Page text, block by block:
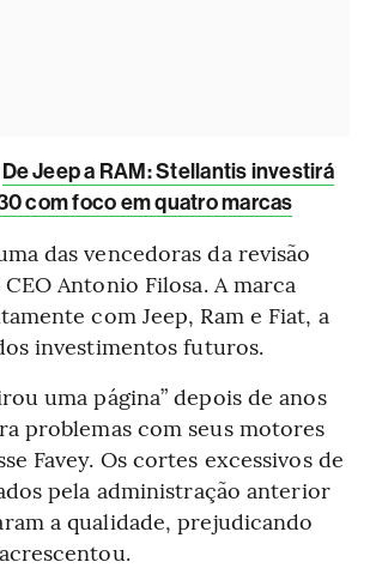
De Jeep a RAM: Stellantis investirá
com foco em quatro marcas
das vencedoras da revisão
Antonio Filosa. A marca
com Jeep, Ram e Fiat, a
investimentos futuros.
uma página” depois de anos
problemas com seus motores
Favey. Os cortes excessivos de
pela administração anterior
a qualidade, prejudicando